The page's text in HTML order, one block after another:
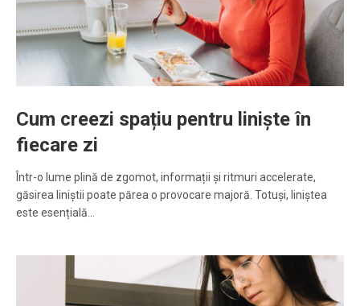
Cum creezi spațiu pentru liniște în
fiecare zi
Într-o lume plină de zgomot, informații și ritmuri accelerate,
găsirea liniștii poate părea o provocare majoră. Totuși, liniștea
este esențială…